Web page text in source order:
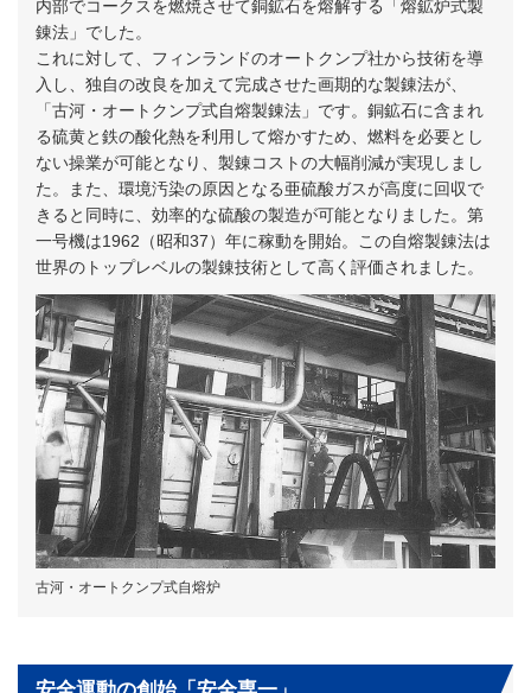
古河・オートクンプ式自熔炉
内部でコークスを燃焼させて銅鉱石を熔解する「熔鉱炉式製
錬法」でした。
これに対して、フィンランドのオートクンプ社から技術を導
入し、独自の改良を加えて完成させた画期的な製錬法が、
「古河・オートクンプ式自熔製錬法」です。銅鉱石に含まれ
る硫黄と鉄の酸化熱を利用して熔かすため、燃料を必要とし
ない操業が可能となり、製錬コストの大幅削減が実現しまし
た。また、環境汚染の原因となる亜硫酸ガスが高度に回収で
きると同時に、効率的な硫酸の製造が可能となりました。第
一号機は1962（昭和37）年に稼動を開始。この自熔製錬法は
世界のトップレベルの製錬技術として高く評価されました。